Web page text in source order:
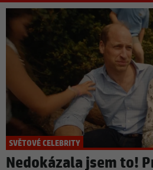
SVĚTOVÉ CELEBRITY
Nedokázala jsem to!